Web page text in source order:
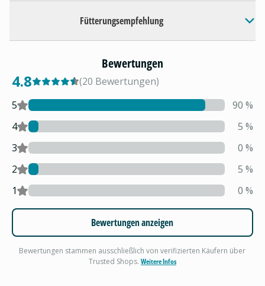
Fütterungsempfehlung
Bewertungen
4.8 (20 Bewertungen)
5
90 %
4
5 %
3
0 %
2
5 %
1
0 %
Bewertungen anzeigen
Bewertungen stammen ausschließlich von verifizierten Käufern über
Trusted Shops. Weitere Infos